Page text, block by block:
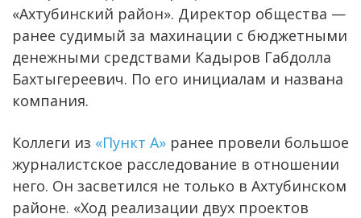
«Ахтубинский район». Директор общества —
ранее судимый за махинации с бюджетными
денежными средствами Кадыров Габдолла
Бахтыгереевич. По его инициалам и названа
компания.
Коллеги из «Пункт А» ранее провели большое
журналистское расследование в отношении
него. Он засветился не только в Ахтубинском
районе. «Ход реализации двух проектов